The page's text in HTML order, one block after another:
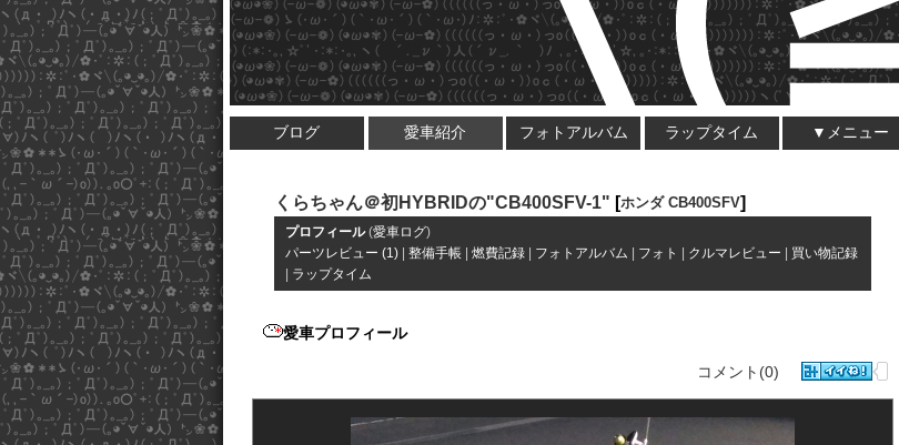
ブログ 愛車紹介 フォトアルバム ラップタイム ▼メニュー
くらちゃん＠初HYBRIDの"CB400SFV-1" [ホンダ CB400SFV]
プロフィール(愛車ログ)
パーツレビュー (1)
整備手帳 燃費記録 フォトアルバム フォト クルマレビュー
買い物記録
ラップタイム
愛車プロフィール
コメント(0)